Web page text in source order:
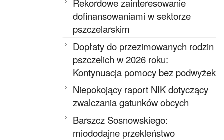
Rekordowe zainteresowanie
dofinansowaniami w sektorze
pszczelarskim
Dopłaty do przezimowanych rodzin
pszczelich w 2026 roku:
Kontynuacja pomocy bez podwyżek
Niepokojący raport NIK dotyczący
zwalczania gatunków obcych
Barszcz Sosnowskiego:
miododajne przekleństwo